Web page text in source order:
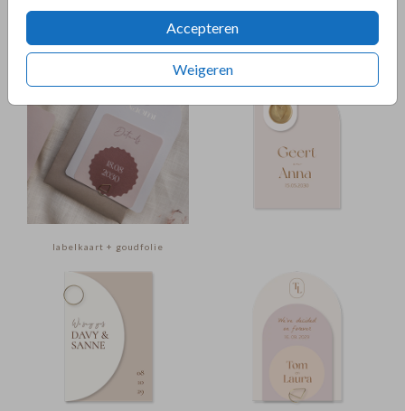
Accepteren
Weigeren
labelkaart labelkaart + goudfolie
labelkaart + goudfolie